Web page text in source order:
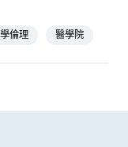
倫理 醫學院